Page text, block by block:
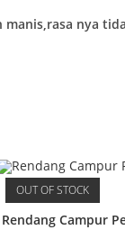
nya
OUT OF STOCK
Rendang Campur